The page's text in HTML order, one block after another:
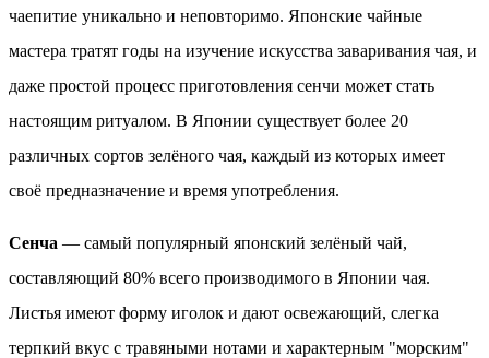
чаепитие уникально и неповторимо. Японские чайные
мастера тратят годы на изучение искусства заваривания чая, и
даже простой процесс приготовления сенчи может стать
настоящим ритуалом. В Японии существует более 20
различных сортов зелёного чая, каждый из которых имеет
своё предназначение и время употребления.
Сенча — самый популярный японский зелёный чай,
составляющий 80% всего производимого в Японии чая.
Листья имеют форму иголок и дают освежающий, слегка
терпкий вкус с травяными нотами и характерным "морским"